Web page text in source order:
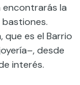
encontrarás la
que es el Barrio
desde
interés.